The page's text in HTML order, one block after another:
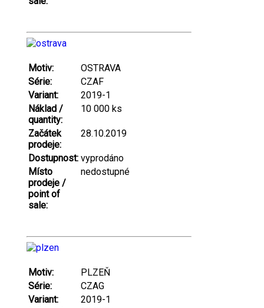
Motiv:
OSTRAVA
Série:
CZAF
Variant:
2019-1
Náklad /
quantity:
10 000 ks
Začátek
prodeje:
28.10.2019
Dostupnost: vyprodáno
Místo
prodeje /
point of
sale:
nedostupné
Motiv:
PLZEŇ
Série:
CZAG
Variant:
2019-1